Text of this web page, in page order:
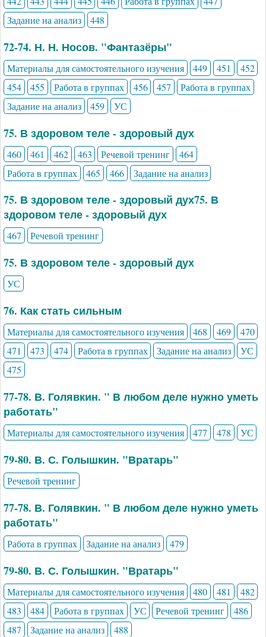
Задание на анализ
448
72-74. Н. Н. Носов. "Фантазёры"
Материалы для самостоятельного изучения 449 451
452
454
455 Работа в группах 456 457
Работа в группах
Задание на анализ
459 УС
75. В здоровом теле - здоровый дух
460 461 462 463 Речевой тренинг
464
Работа в группах
465 466 Задание на анализ
75. В здоровом теле - здоровый дух75. В
здоровом теле - здоровый дух
467 Речевой тренинг
75. В здоровом теле - здоровый дух
УС
76. Как стать сильным
Материалы для самостоятельного изучения 468 469
470
471
473 474 Работа в группах Задание на анализ
УС
475
77-78. В. Голявкин. " В любом деле нужно уметь
работать"
Материалы для самостоятельного изучения 477 478 УС
79-80. В. С. Голышкин. "Вратарь"
Речевой тренинг
77-78. В. Голявкин. " В любом деле нужно уметь
работать"
Работа в группах Задание на анализ 479
79-80. В. С. Голышкин. "Вратарь"
Материалы для самостоятельного изучения 480 481
482
483
484 Работа в группах УС Речевой тренинг
486
487
Задание на анализ 488